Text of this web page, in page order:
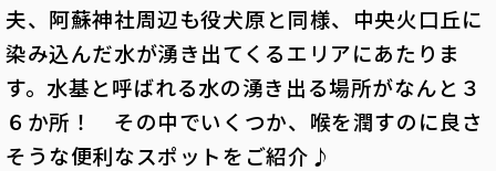
夫、阿蘇神社周辺も役犬原と同様、中央火口丘に
染み込んだ水が湧き出てくるエリアにあたりま
す。水基と呼ばれる水の湧き出る場所がなんと３
６か所！ その中でいくつか、喉を潤すのに良さ
そうな便利なスポットをご紹介♪